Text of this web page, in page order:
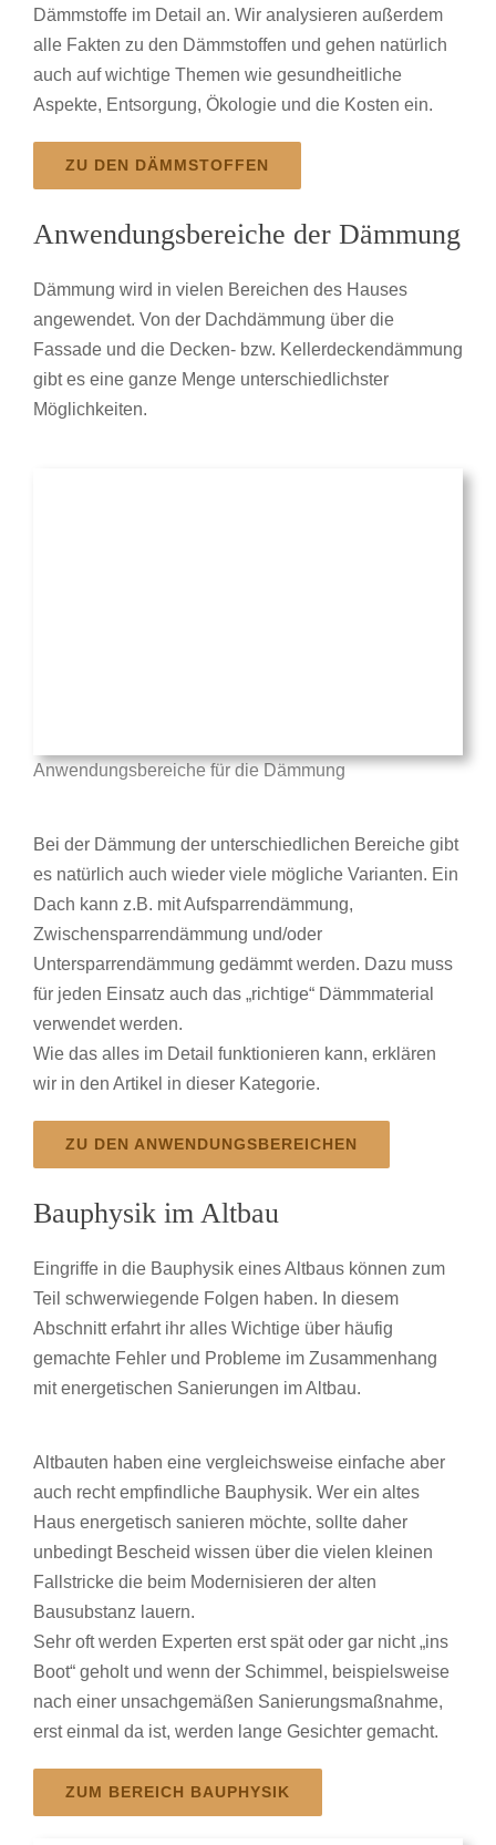
Dämmstoffe im Detail an. Wir analysieren außerdem
alle Fakten zu den Dämmstoffen und gehen natürlich
auch auf wichtige Themen wie gesundheitliche
Aspekte, Entsorgung, Ökologie und die Kosten ein.
ZU DEN DÄMMSTOFFEN
Anwendungsbereiche der Dämmung
Dämmung wird in vielen Bereichen des Hauses
angewendet. Von der Dachdämmung über die
Fassade und die Decken- bzw. Kellerdeckendämmung
gibt es eine ganze Menge unterschiedlichster
Möglichkeiten.
Anwendungsbereiche für die Dämmung
Bei der Dämmung der unterschiedlichen Bereiche gibt
es natürlich auch wieder viele mögliche Varianten. Ein
Dach kann z.B. mit Aufsparrendämmung,
Zwischensparrendämmung und/oder
Untersparrendämmung gedämmt werden. Dazu muss
für jeden Einsatz auch das „richtige“ Dämmmaterial
verwendet werden.
Wie das alles im Detail funktionieren kann, erklären
wir in den Artikel in dieser Kategorie.
ZU DEN ANWENDUNGSBEREICHEN
Bauphysik im Altbau
Eingriffe in die Bauphysik eines Altbaus können zum
Teil schwerwiegende Folgen haben. In diesem
Abschnitt erfahrt ihr alles Wichtige über häufig
gemachte Fehler und Probleme im Zusammenhang
mit energetischen Sanierungen im Altbau.
Altbauten haben eine vergleichsweise einfache aber
auch recht empfindliche Bauphysik. Wer ein altes
Haus energetisch sanieren möchte, sollte daher
unbedingt Bescheid wissen über die vielen kleinen
Fallstricke die beim Modernisieren der alten
Bausubstanz lauern.
Sehr oft werden Experten erst spät oder gar nicht „ins
Boot“ geholt und wenn der Schimmel, beispielsweise
nach einer unsachgemäßen Sanierungsmaßnahme,
erst einmal da ist, werden lange Gesichter gemacht.
ZUM BEREICH BAUPHYSIK